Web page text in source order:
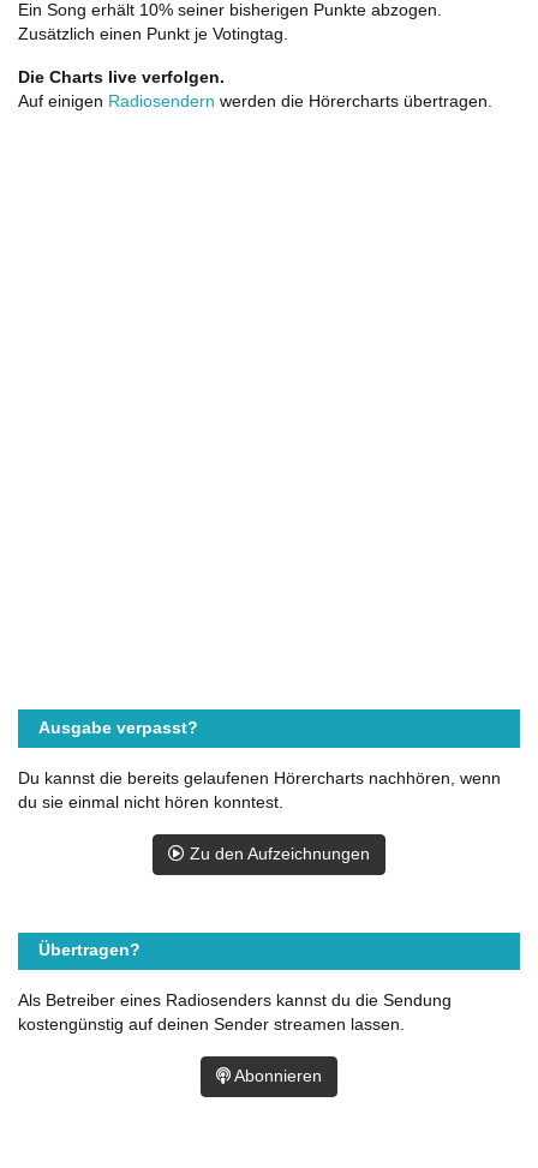
Ein Song erhält 10% seiner bisherigen Punkte abzogen.
Zusätzlich einen Punkt je Votingtag.
Die Charts live verfolgen.
Auf einigen Radiosendern werden die Hörercharts übertragen.
Ausgabe verpasst?
Du kannst die bereits gelaufenen Hörercharts nachhören, wenn
du sie einmal nicht hören konntest.
Zu den Aufzeichnungen
Übertragen?
Als Betreiber eines Radiosenders kannst du die Sendung
kostengünstig auf deinen Sender streamen lassen.
Abonnieren